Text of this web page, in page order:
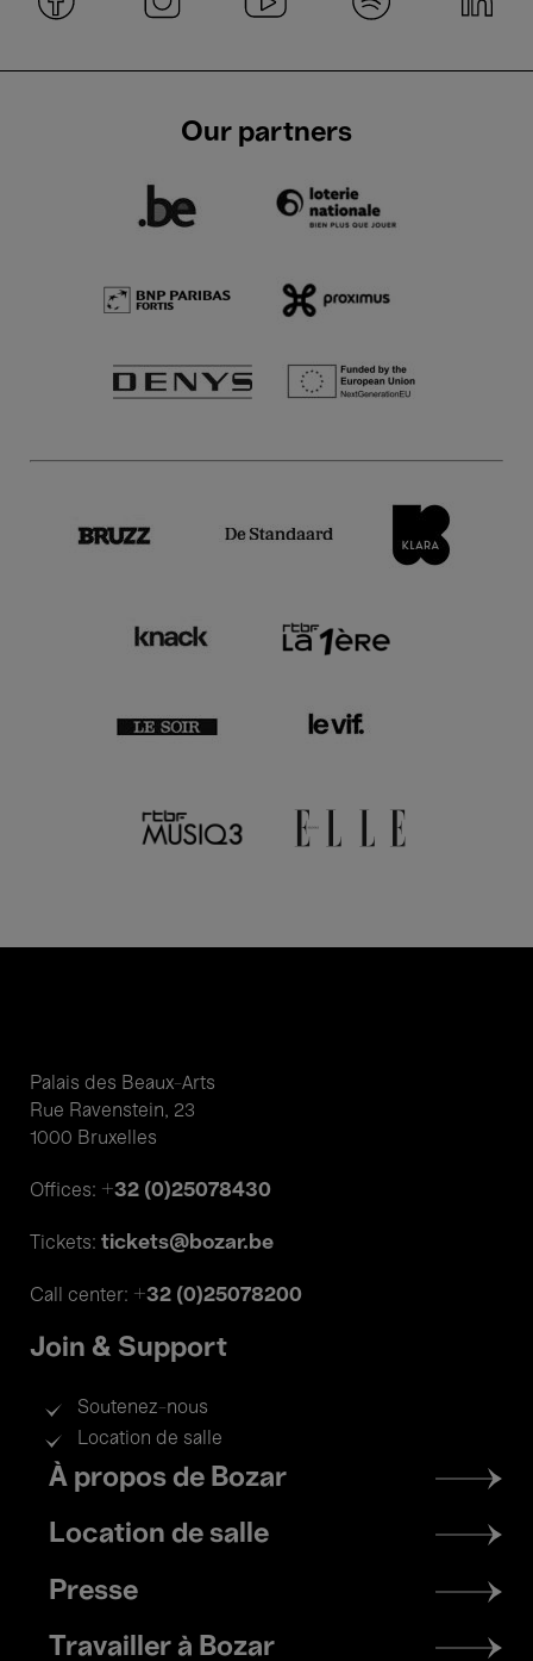
Our partners
Palais des Beaux-Arts
Rue Ravenstein, 23
1000 Bruxelles
Offices: +32 (0)25078430
Tickets: tickets@bozar.be
Call center: +32 (0)25078200
Join & Support
Soutenez-nous
Location de salle
Footer
menu
À propos de Bozar
Location de salle
Presse
Travailler à Bozar